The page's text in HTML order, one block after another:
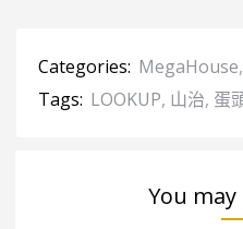
Categories: MegaHouse,
Tags: LOOKUP, 山治, 蛋
You may